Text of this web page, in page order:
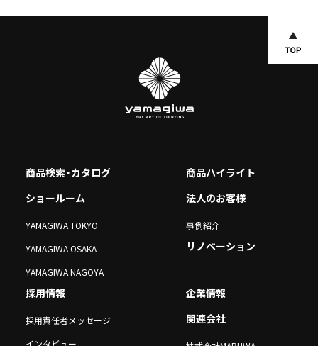
商品検索・カタログ
商品ハイライト
ショールーム
YAMAGIWA TOKYO
YAMAGIWA OSAKA
YAMAGIWA NAGOYA
法人のお客様
事例紹介
リノベーション
採用情報
採用責任者メッセージ
インタビュー
企業情報
関連会社